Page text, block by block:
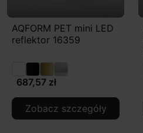
AQFORM PET mini LED
reflektor 16359
687,57 zł
Zobacz szczegóły